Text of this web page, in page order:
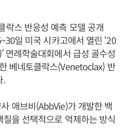
락스 반응성 예측 모델 공개
일 미국 시카고에서 열린 ‘20
연례학술대회에서 급성 골수성
베네토클락스(Venetoclax) 반
.
애브비(AbbVie)가 개발한 백
을 선택적으로 억제하는 방식